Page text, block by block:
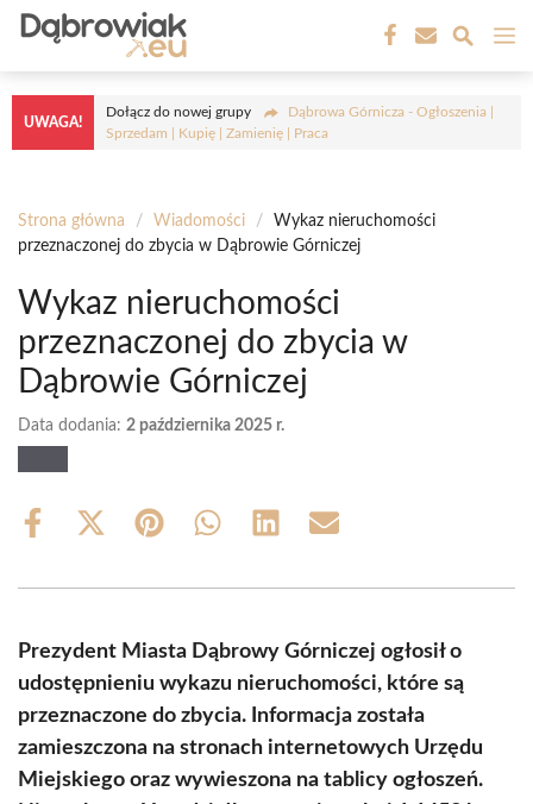
Przejdź
treści
UWAGA!
Dołącz do nowej grupy
Dąbrowa Górnicza - Ogłoszenia |
Sprzedam | Kupię | Zamienię | Praca
Strona główna / Wiadomości /
Wykaz nieruchomości
przeznaczonej do zbycia w Dąbrowie Górniczej
Wykaz nieruchomości
przeznaczonej do zbycia w
Dąbrowie Górniczej
Data dodania: 2 października 2025 r.
Share
Share
(Twitter)
Share Share Share Share
Prezydent Miasta Dąbrowy Górniczej ogłosił o
udostępnieniu wykazu nieruchomości, które są
przeznaczone do zbycia. Informacja została
zamieszczona na stronach internetowych Urzędu
Miejskiego oraz wywieszona na tablicy ogłoszeń.